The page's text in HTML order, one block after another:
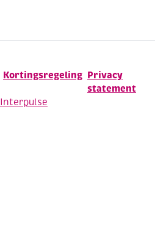
Kortingsregeling Privacy
statement
Interpulse